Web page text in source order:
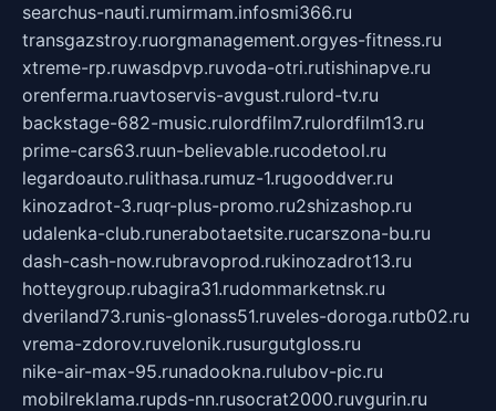
searchus-nauti.rumirmam.infosmi366.ru
transgazstroy.ruorgmanagement.orgyes-fitness.ru
xtreme-rp.ruwasdpvp.ruvoda-otri.rutishinapve.ru
orenferma.ruavtoservis-avgust.rulord-tv.ru
backstage-682-music.rulordfilm7.rulordfilm13.ru
prime-cars63.ruun-believable.rucodetool.ru
legardoauto.rulithasa.rumuz-1.rugooddver.ru
kinozadrot-3.ruqr-plus-promo.ru2shizashop.ru
udalenka-club.runerabotaetsite.rucarszona-bu.ru
dash-cash-now.rubravoprod.rukinozadrot13.ru
hotteygroup.rubagira31.rudommarketnsk.ru
dveriland73.runis-glonass51.ruveles-doroga.rutb02.ru
vrema-zdorov.ruvelonik.rusurgutgloss.ru
nike-air-max-95.runadookna.rulubov-pic.ru
mobilreklama.rupds-nn.rusocrat2000.ruvgurin.ru